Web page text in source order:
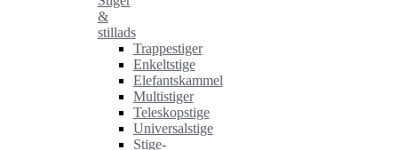
&
stillads
Trappestiger
Enkeltstige
Elefantskammel
Multistiger
Teleskopstige
Universalstige
Stige-